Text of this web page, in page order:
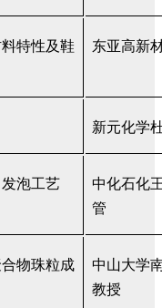
特性及鞋
东亚高新
新元化学
泡工艺 中化石化
管
物珠粒成
中山大学
教授